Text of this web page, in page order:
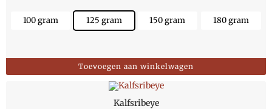
100 gram 125 gram 150 gram 180 gram
Toevoegen aan winkelwagen
Kalfsribeye